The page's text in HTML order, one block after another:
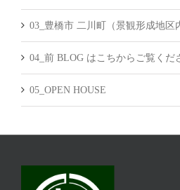
03_豊橋市 二川町（景観形成地区
04_前 BLOG はこちからご覧くだ
05_OPEN HOUSE